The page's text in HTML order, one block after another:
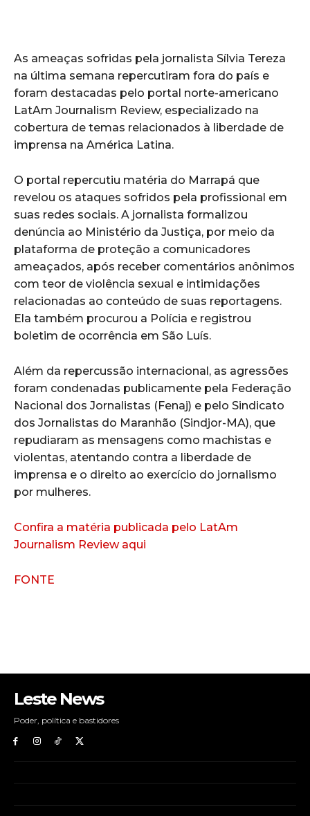
As ameaças sofridas pela jornalista Sílvia Tereza
na última semana repercutiram fora do país e
foram destacadas pelo portal norte-americano
LatAm Journalism Review, especializado na
cobertura de temas relacionados à liberdade de
imprensa na América Latina.
O portal repercutiu matéria do Marrapá que
revelou os ataques sofridos pela profissional em
suas redes sociais. A jornalista formalizou
denúncia ao Ministério da Justiça, por meio da
plataforma de proteção a comunicadores
ameaçados, após receber comentários anônimos
com teor de violência sexual e intimidações
relacionadas ao conteúdo de suas reportagens.
Ela também procurou a Polícia e registrou
boletim de ocorrência em São Luís.
Além da repercussão internacional, as agressões
foram condenadas publicamente pela Federação
Nacional dos Jornalistas (Fenaj) e pelo Sindicato
dos Jornalistas do Maranhão (Sindjor-MA), que
repudiaram as mensagens como machistas e
violentas, atentando contra a liberdade de
imprensa e o direito ao exercício do jornalismo
por mulheres.
Confira a matéria publicada pelo LatAm
Journalism Review aqui
FONTE
Leste News
Poder, política e bastidores